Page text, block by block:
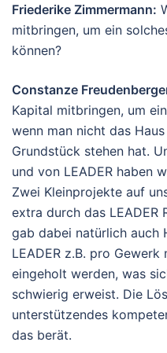
Friederike Zimmermann:
mitbringen, um ein
können?
Constanze
Kapital mitbringen, um
wenn man nicht das
Grundstück stehen hat.
und von LEADER haben
Zwei Kleinprojekte auf
extra durch das
gab dabei natürlich auch
LEADER z.B. pro
eingeholt werden, was
schwierig erweist. Die
unterstützendes
das berät.